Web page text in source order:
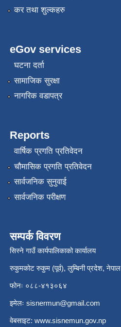
कर तथा शुल्कहरु
eGov services
घटना दर्ता
सामाजिक सुरक्षा
नागरिक वडापत्र
Reports
वार्षिक प्रगति प्रतिवेदन
चौमासिक प्रगति प्रतिवेदन
सार्वजनिक सुनुवाई
सार्वजनिक परीक्षण
सम्पर्क विवरण
सिस्ने गाउँ कार्यपालिकाको कार्यालय
रुकुमकोट रुकुम (पूर्व), लुम्बिनी प्रदेश, नेपाल
फोनः ०८८-४१३०६४
इमेलः sisnermun@gmail.com
वेबसाइट: www.sisnemun.gov.np